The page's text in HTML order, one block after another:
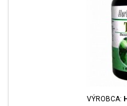
VÝROBCA: